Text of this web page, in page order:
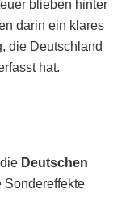
blieben hinter
darin ein klares
die Deutschland
hat.
Deutschen
Sondereffekte